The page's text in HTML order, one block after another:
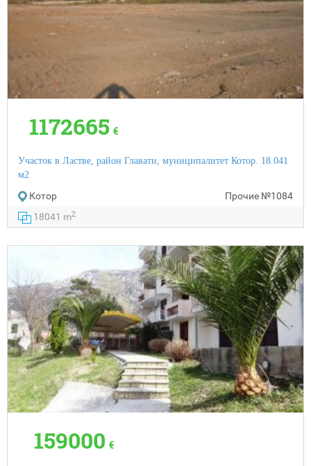
1172665 €
Участок в Ластве, район Главати, муниципалитет Котор. 18.041
м2
Котор Прочие №1084
18041 m2
159000 €